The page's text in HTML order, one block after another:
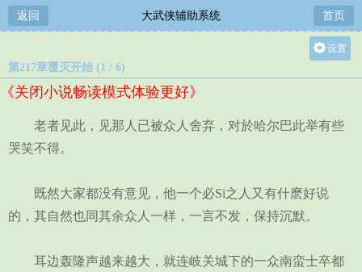
返回 大武侠辅助系统 首页
设置
中
第217章覆灭开始 (1 / 6)
《关闭小说畅读模式体验更好》
老者见此，见那人已被众人舍弃，对於哈尔巴此举有些
哭笑不得。
既然大家都没有意见，他一个必Si之人又有什麽好说
的，其自然也同其余众人一样，一言不发，保持沉默。
耳边轰隆声越来越大，就连岐关城下的一众南蛮士卒都